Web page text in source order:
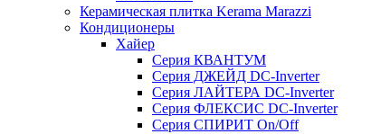
Керамическая плитка Kerama Marazzi
Кондиционеры
Хайер
Серия КВАНТУМ
Серия ДЖЕЙД DC-Inverter
Серия ЛАЙТЕРА DC-Inverter
Серия ФЛЕКСИС DC-Inverter
Серия СПИРИТ On/Off